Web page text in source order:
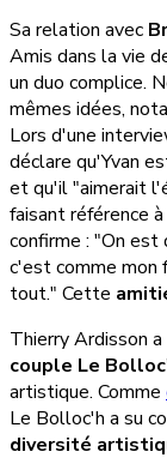
Sa relation avec
Amis dans la vie
un duo complice.
mêmes idées,
Lors d'une
déclare qu'Yvan
et qu'il "aimerait
faisant référence
confirme : "On est
c'est comme mon
tout." Cette
Thierry Ardisson
couple Le
artistique. Comme
Le Bolloc'h a su
diversité